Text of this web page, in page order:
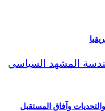
وآفاق المستقبل